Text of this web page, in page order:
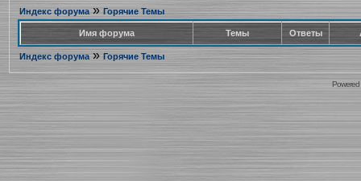
Индекс форума» Горячие Темы
Имя форума Темы Ответы
Индекс форума» Горячие Темы